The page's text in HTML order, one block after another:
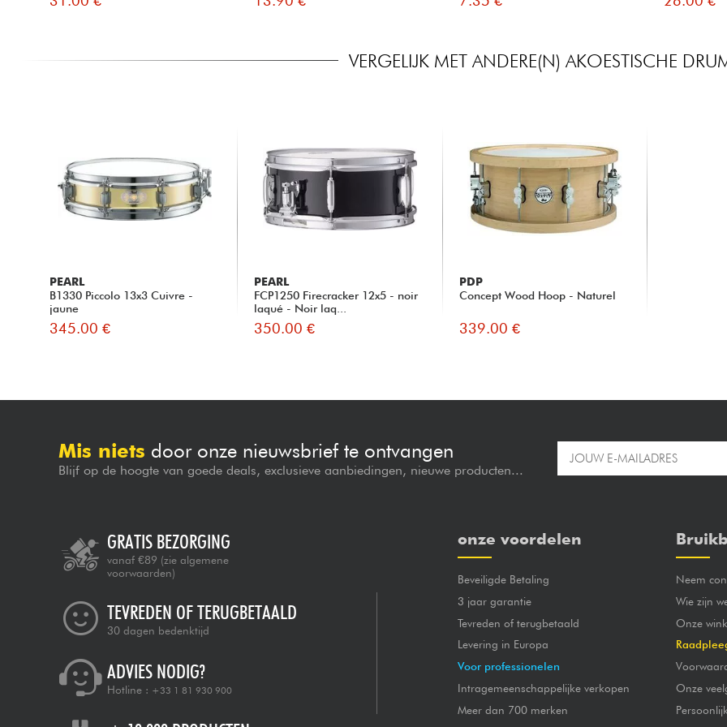
VERGELIJK MET ANDERE(N) AKOESTISCHE
PEARL
B1330 Piccolo 13x3 Cuivre -
jaune
345.00 €
PEARL
FCP1250 Firecracker 12x5 - noir
laqué - Noir laq...
350.00 €
PDP
Concept Wood Hoop - Naturel
339.00 €
Mis niets door onze nieuwsbrief te ontvangen
Blijf op de hoogte van goede deals, exclusieve aanbiedingen, nieuwe producten...
GRATIS BEZORGING
vanaf €89 (zie algemene
voorwaarden)
TEVREDEN OF TERUGBETAALD
30 dagen bedenktijd
ADVIES NODIG?
Hotline : +33 1 81 930 900
onze voordelen
Beveiligde Betaling
3 jaar garantie
Tevreden of terugbetaald
Levering in Europa
Voor professionelen
Intragemeenschappelijke verkopen
Meer dan 700 merken
Neem
Wie zijn
Onze
Onze